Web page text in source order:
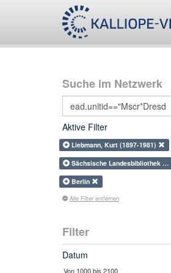
Suche im Netzwerk
Aktive Filter
Liebmann, Kurt (1897-1981)
Sächsische Landesbibliothek …
Berlin
Alle Filter entfernen
Filter
Datum